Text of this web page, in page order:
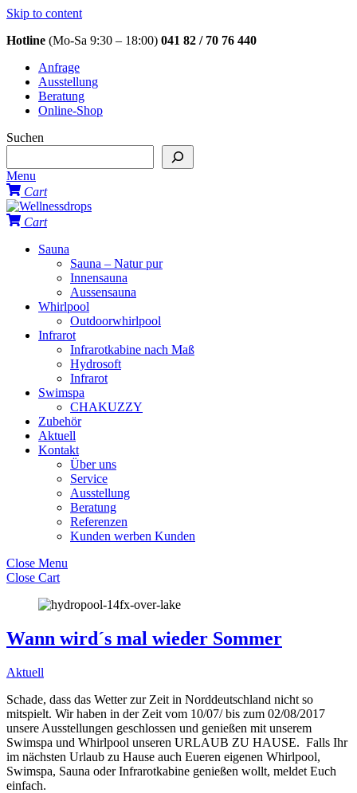
Skip to content
Hotline (Mo-Sa 9:30 – 18:00) 041 82 / 70 76 440
Anfrage
Ausstellung
Beratung
Online-Shop
Suchen
Menu
Cart
Cart
Sauna
Sauna – Natur pur
Innensauna
Aussensauna
Whirlpool
Outdoorwhirlpool
Infrarot
Infrarotkabine nach Maß
Hydrosoft
Infrarot
Swimspa
CHAKUZZY
Zubehör
Aktuell
Kontakt
Über uns
Service
Ausstellung
Beratung
Referenzen
Kunden werben Kunden
Close Menu
Close Cart
Wann wird´s mal wieder Sommer
Aktuell
Schade, dass das Wetter zur Zeit in Norddeutschland nicht so
mitspielt. Wir haben in der Zeit vom 10/07/ bis zum 02/08/2017
unsere Ausstellungen geschlossen und genießen mit unserem
Swimspa und Whirlpool unseren URLAUB ZU HAUSE. Falls Ihr
im nächsten Urlaub zu Hause auch Eueren eigenen Whirlpool,
Swimspa, Sauna oder Infrarotkabine genießen wollt, meldet Euch
einfach.